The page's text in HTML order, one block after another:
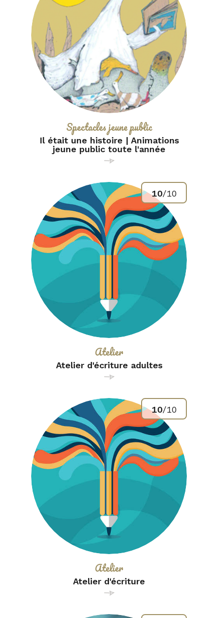
Il était une histoire | Animations
jeune public toute l'année
Catégorie :
Spectacles jeune public
Atelier d'écriture adultes
Catégorie :
Atelier
10/10
Atelier d'écriture
Catégorie :
Atelier
10/10